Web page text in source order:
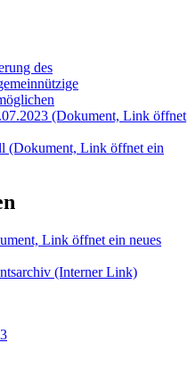
des
(Dokument, Link öffnet
(Dokument, Link öffnet ein
Link öffnet ein neues
(Interner Link)